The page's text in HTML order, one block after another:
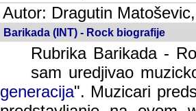
Autor: Dragutin
Barikada (INT) - Rock biografije
Rubrika Barikada -
sam uredjivao
generacija". Muzicari